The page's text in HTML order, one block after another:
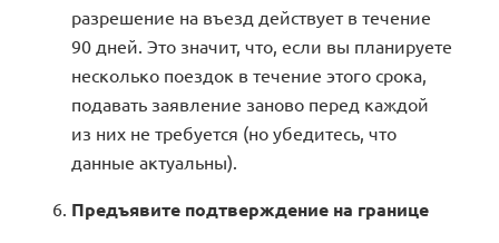
разрешение на въезд действует в течение
90 дней. Это значит, что, если вы планируете
несколько поездок в течение этого срока,
подавать заявление заново перед каждой
из них не требуется (но убедитесь, что
данные актуальны).
Предъявите подтверждение на границе